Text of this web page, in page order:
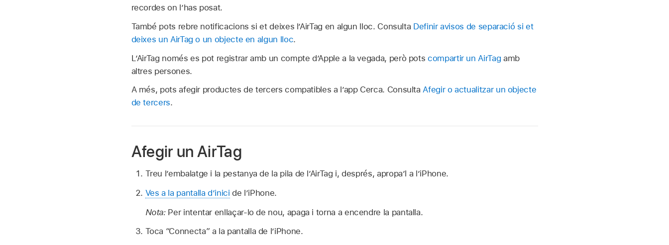
recordes on l’has posat.
També pots rebre notificacions si et deixes l’AirTag en algun lloc. Consulta Definir avisos de separació si et
deixes un AirTag o un objecte en algun lloc.
L’AirTag només es pot registrar amb un compte d’Apple a la vegada, però potscompartir un AirTag amb
altres persones.
A més, pots afegir productes de tercers compatibles a l’app Cerca. ConsultaAfegir o actualitzar un objecte
de tercers.
Afegir un AirTag
Treu l’embalatge i la pestanya de la pila de l’AirTag i, després, apropa’l a l’iPhone.
Ves a la pantalla d’inici de l’iPhone.
Nota: Per intentar enllaçar-lo de nou, apaga i torna a encendre la pantalla.
Toca “Connecta” a la pantalla de l’iPhone.